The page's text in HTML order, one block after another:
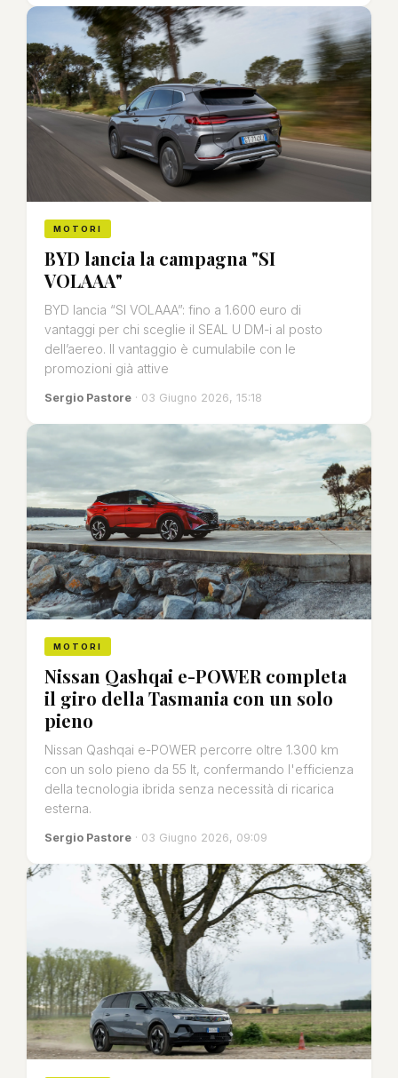
MOTORI
BYD lancia la campagna "SI
VOLAAA"
BYD lancia “SI VOLAAA”: fino a 1.600 euro di
vantaggi per chi sceglie il SEAL U DM-i al posto
dell’aereo. Il vantaggio è cumulabile con le
promozioni già attive
Sergio Pastore · 03 Giugno 2026, 15:18
MOTORI
Nissan Qashqai e-POWER completa
il giro della Tasmania con un solo
pieno
Nissan Qashqai e-POWER percorre oltre 1.300 km
con un solo pieno da 55 lt, confermando l'efficienza
della tecnologia ibrida senza necessità di ricarica
esterna.
Sergio Pastore · 03 Giugno 2026, 09:09